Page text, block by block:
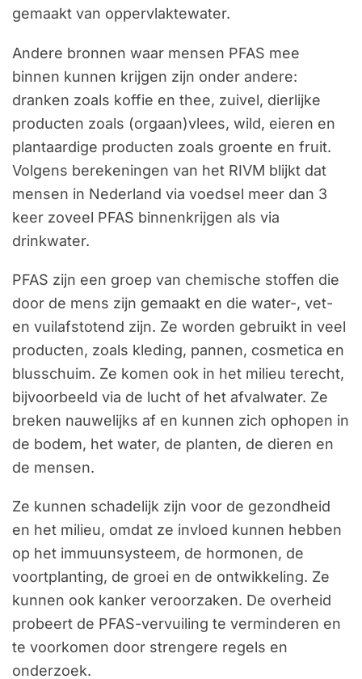
gemaakt van oppervlaktewater.
Andere bronnen waar mensen PFAS mee
binnen kunnen krijgen zijn onder andere:
dranken zoals koffie en thee, zuivel, dierlijke
producten zoals (orgaan)vlees, wild, eieren en
plantaardige producten zoals groente en fruit.
Volgens berekeningen van het RIVM blijkt dat
mensen in Nederland via voedsel meer dan 3
keer zoveel PFAS binnenkrijgen als via
drinkwater.
PFAS zijn een groep van chemische stoffen die
door de mens zijn gemaakt en die water-, vet-
en vuilafstotend zijn. Ze worden gebruikt in veel
producten, zoals kleding, pannen, cosmetica en
blusschuim. Ze komen ook in het milieu terecht,
bijvoorbeeld via de lucht of het afvalwater. Ze
breken nauwelijks af en kunnen zich ophopen in
de bodem, het water, de planten, de dieren en
de mensen.
Ze kunnen schadelijk zijn voor de gezondheid
en het milieu, omdat ze invloed kunnen hebben
op het immuunsysteem, de hormonen, de
voortplanting, de groei en de ontwikkeling. Ze
kunnen ook kanker veroorzaken. De overheid
probeert de PFAS-vervuiling te verminderen en
te voorkomen door strengere regels en
onderzoek.